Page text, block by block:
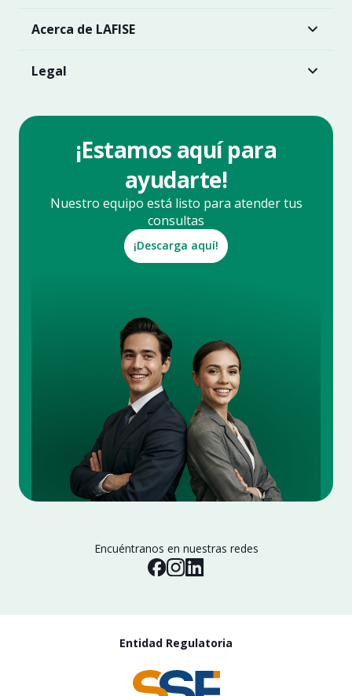
Acerca de LAFISE
Legal
¡Estamos aquí para
ayudarte!
Nuestro equipo está listo para atender tus
consultas
¡Descarga aquí!
Encuéntranos en nuestras redes
Entidad Regulatoria